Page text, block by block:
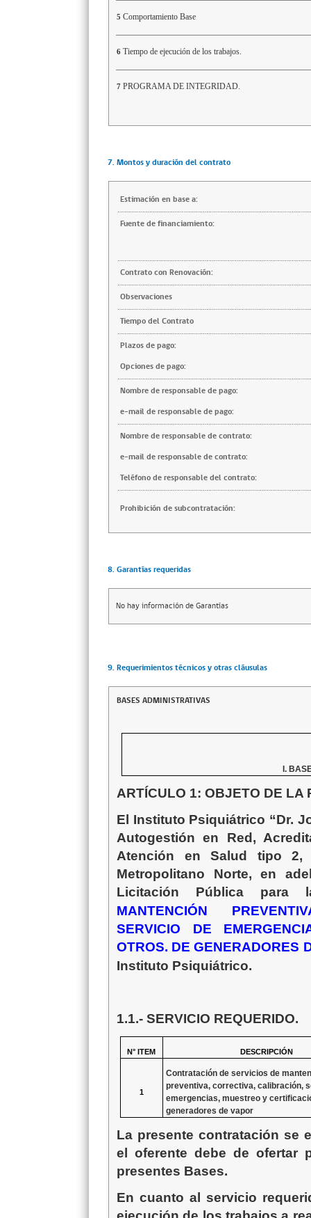
5 Comportamiento Base
6 Tiempo de ejecución de los trabajos.
7 PROGRAMA DE INTEGRIDAD.
7. Montos y duración del contrato
Estimación en base a:
Fuente de financiamiento:
Contrato con Renovación:
Observaciones
Tiempo del Contrato
Plazos de pago:
Opciones de pago:
Nombre de responsable de pago:
e-mail de responsable de pago:
Nombre de responsable de contrato:
e-mail de responsable de contrato:
Teléfono de responsable del contrato:
Prohibición de subcontratación:
8. Garantías requeridas
No hay información de Garantías
9. Requerimientos técnicos y otras cláusulas
BASES ADMINISTRATIVAS
I.
ARTÍCULO 1: OBJETO DE LA
El Instituto Psiquiátrico “Dr.
Autogestión en Red,
Atención en Salud tipo 2,
Metropolitano Norte, en
Licitación Pública para
MANTENCIÓN
SERVICIO DE
OTROS. DE GENERADORES
Instituto Psiquiátrico.
1.1.- SERVICIO REQUERIDO.
N° ITEM DESCRIPCIÓN
1
Contratación de servicios de
preventiva, correctiva, calibración,
emergencias, muestreo y
generadores de vapor
La presente contratación se
el oferente debe de ofertar
presentes Bases.
En cuanto al servicio